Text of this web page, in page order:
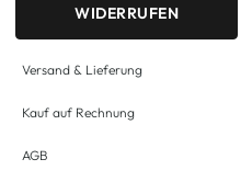
WIDERRUFEN
Versand & Lieferung
Kauf auf Rechnung
AGB